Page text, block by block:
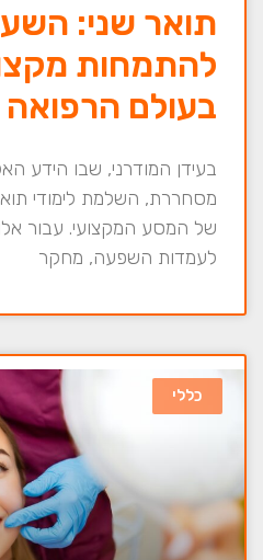
תואר שני:
להתמחות
בעולם הרפואה
בעידן המודרני, שבו הידע
מסחררת, השלמת לימודי
של המסע המקצועי. עבור
לעמדות השפעה, מחקר
כללי